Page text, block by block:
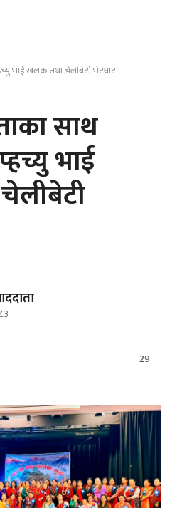
भाई खलक तथा चेलीबेटी भेटघाट
साथ
भाई
29